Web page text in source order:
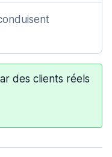
des clients réels